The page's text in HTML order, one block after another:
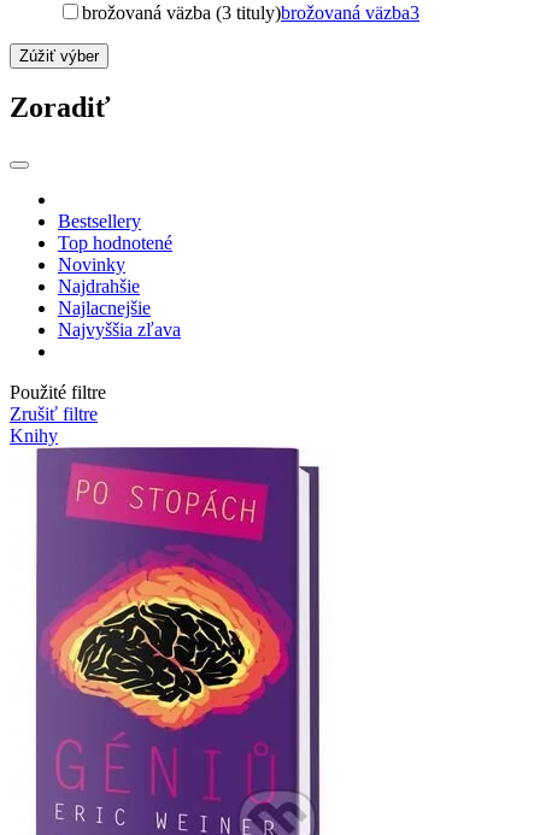
brožovaná väzba (3 tituly)brožovaná väzba3
Zúžiť výber
Zoradiť
Bestsellery
Top hodnotené
Novinky
Najdrahšie
Najlacnejšie
Najvyššia zľava
Použité filtre
Zrušiť filtre
Knihy